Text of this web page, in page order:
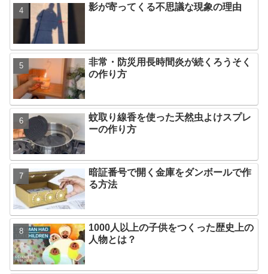
影が寄ってくる不思議な現象の理由
非常・防災用長時間炎が続くろうそく
の作り方
蚊取り線香を使った天然虫よけスプレ
ーの作り方
暗証番号で開く金庫をダンボールで作
る方法
1000人以上の子供をつくった歴史上の
人物とは？